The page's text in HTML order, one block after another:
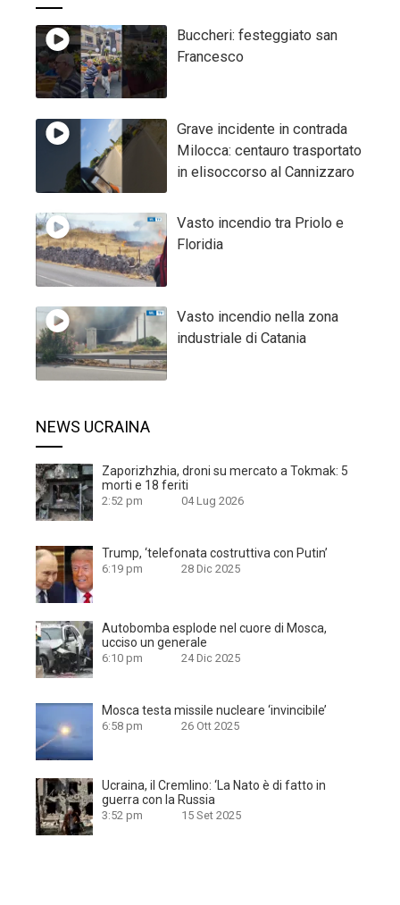
Buccheri: festeggiato san
Francesco
Grave incidente in contrada
Milocca: centauro trasportato
in elisoccorso al Cannizzaro
Vasto incendio tra Priolo e
Floridia
Vasto incendio nella zona
industriale di Catania
NEWS UCRAINA
Zaporizhzhia, droni su mercato a Tokmak: 5
morti e 18 feriti
2:52 pm 04 Lug 2026
Trump, ‘telefonata costruttiva con Putin’
6:19 pm 28 Dic 2025
Autobomba esplode nel cuore di Mosca,
ucciso un generale
6:10 pm 24 Dic 2025
Mosca testa missile nucleare ‘invincibile’
6:58 pm 26 Ott 2025
Ucraina, il Cremlino: ‘La Nato è di fatto in
guerra con la Russia
3:52 pm 15 Set 2025